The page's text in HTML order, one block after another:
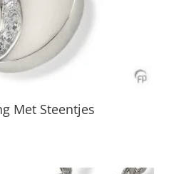
Met Steentjes